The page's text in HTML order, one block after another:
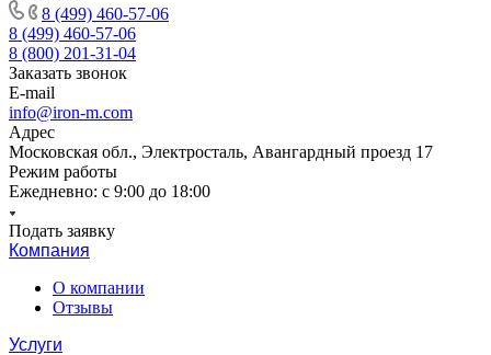
8 (499) 460-57-06
8 (499) 460-57-06
8 (800) 201-31-04
Заказать звонок
E-mail
info@iron-m.com
Адрес
Московская обл., Электросталь, Авангардный проезд 17
Режим работы
Ежедневно: с 9:00 до 18:00
Подать заявку
Компания
О компании
Отзывы
Услуги